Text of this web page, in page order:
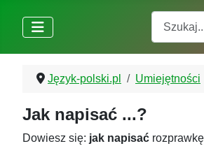
Język-polski.pl Umiejętności
Jak napisać ...?
Dowiesz się: jak napisać